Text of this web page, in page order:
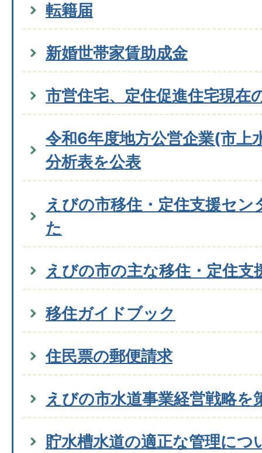
転籍届
新婚世帯家賃助成金
市営住宅、定住促進住宅現在
令和6年度地方公営企業(市上
分析表を公表
えびの市移住・定住支援セン
た
えびの市の主な移住・定住支
移住ガイドブック
住民票の郵便請求
えびの市水道事業経営戦略を
貯水槽水道の適正な管理につ